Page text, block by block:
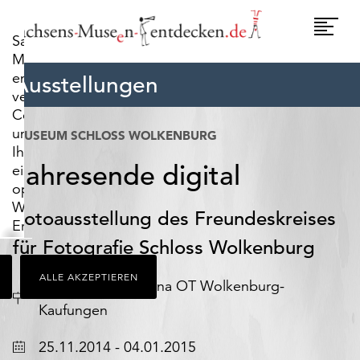
Sachsens-
Museen-
entdecken.de
verwendet
Cookies,
um
Ihnen
ein
optimales
Webseiten-
Erlebnis
zu
bieten.
Dazu
zählen
Cookies,
die
für
ALLE AKZEPTIEREN
Ausstellungen
MUSEUM SCHLOSS WOLKENBURG
Jahresende digital
Fotoausstellung des Freundeskreises
für Fotografie Schloss Wolkenburg
Limbach-Oberfrohna OT Wolkenburg-
Kaufungen
25.11.2014 - 04.01.2015